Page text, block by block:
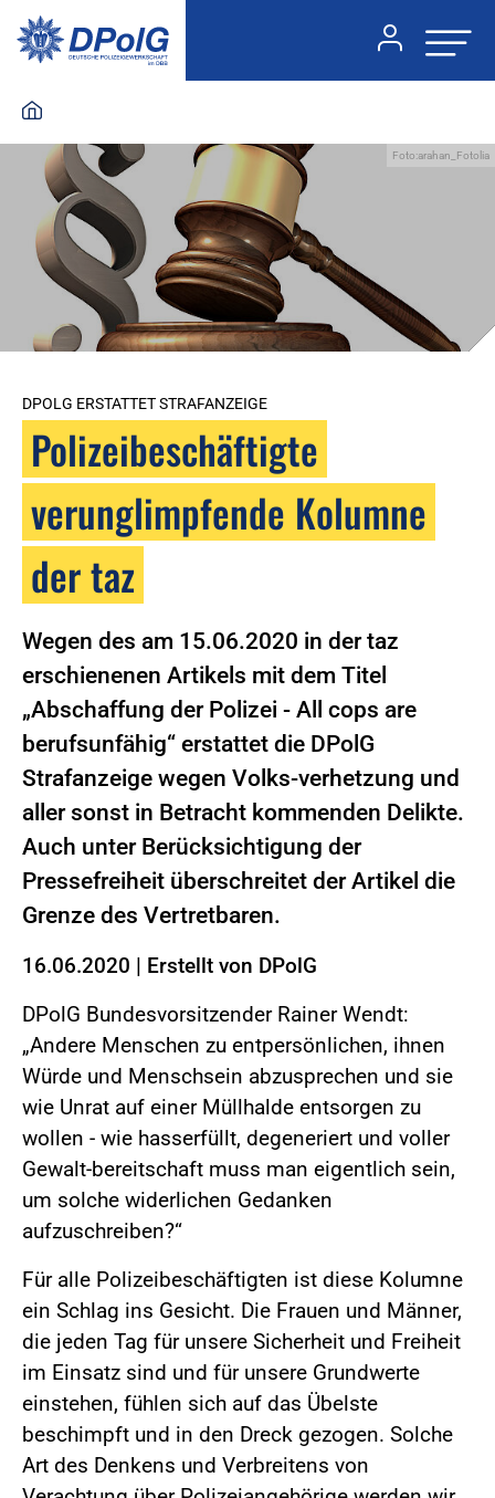
Foto:arahan_Fotolia
DPOLG ERSTATTET STRAFANZEIGE
Polizeibeschäftigte
verunglimpfende Kolumne
der taz
Wegen des am 15.06.2020 in der taz
erschienenen Artikels mit dem Titel
„Abschaffung der Polizei - All cops are
berufsunfähig“ erstattet die DPolG
Strafanzeige wegen Volks-verhetzung und
aller sonst in Betracht kommenden Delikte.
Auch unter Berücksichtigung der
Pressefreiheit überschreitet der Artikel die
Grenze des Vertretbaren.
16.06.2020 | Erstellt von DPolG
DPolG Bundesvorsitzender Rainer Wendt:
„Andere Menschen zu entpersönlichen, ihnen
Würde und Menschsein abzusprechen und sie
wie Unrat auf einer Müllhalde entsorgen zu
wollen - wie hasserfüllt, degeneriert und voller
Gewalt-bereitschaft muss man eigentlich sein,
um solche widerlichen Gedanken
aufzuschreiben?“
Für alle Polizeibeschäftigten ist diese Kolumne
ein Schlag ins Gesicht. Die Frauen und Männer,
die jeden Tag für unsere Sicherheit und Freiheit
im Einsatz sind und für unsere Grundwerte
einstehen, fühlen sich auf das Übelste
beschimpft und in den Dreck gezogen. Solche
Art des Denkens und Verbreitens von